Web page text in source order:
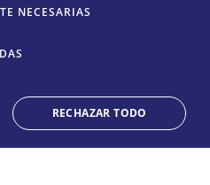
COMPRAR
y condiciones
NECESARIAS
RECHAZAR TODO